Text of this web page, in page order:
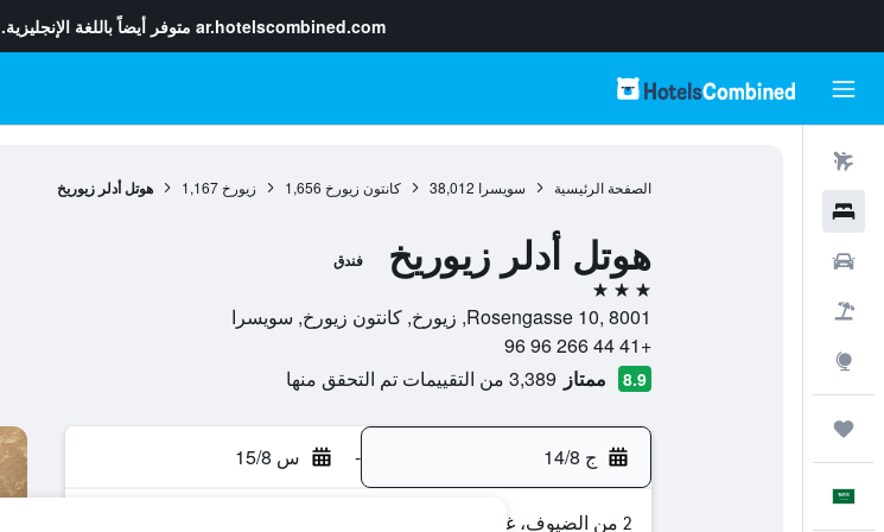
ar.hotelscombined.com متوفر أيضاً باللغة الإنجليزية.
الصفحة الرئيسية سويسرا 38,012 كانتون زيورخ 1,656 زيورخ 1,167 هوتل أدلر زيوريخ
هوتل أدلر زيوريخ فندق
3 نجوم
Rosengasse 10, 8001, زيورخ, كانتون زيورخ, سويسرا
+41 44 266 96 96
8.9 ممتاز 3,389 من التقييمات تم التحقق منها
ج 14/8 - س 15/8
2 من الضيوف، غرفة واحدة